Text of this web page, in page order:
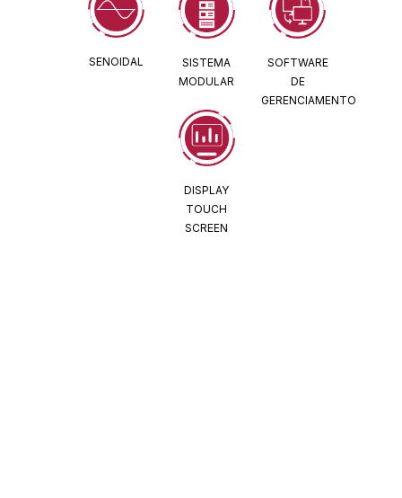
SENOIDAL
SISTEMA
MODULAR
SOFTWARE
DE
GERENCIAMENTO
DISPLAY
TOUCH
SCREEN